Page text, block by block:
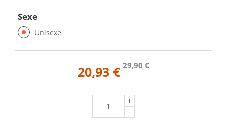
Sexe
Unisexe
20,93 € 29,90 €
+
-